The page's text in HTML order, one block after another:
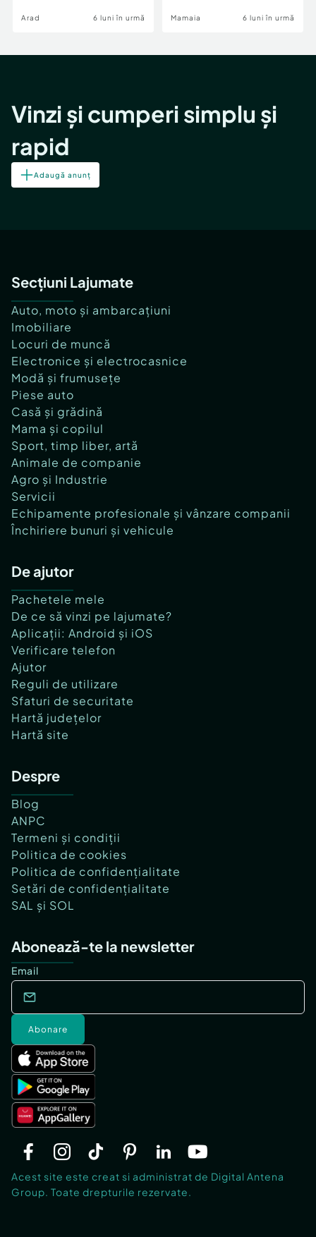
Arad 6 luni în urmă Mamaia 6 luni în urmă
Vinzi și cumperi simplu și
rapid
Adaugă anunț
Secțiuni Lajumate
Auto, moto și ambarcațiuni
Imobiliare
Locuri de muncă
Electronice și electrocasnice
Modă și frumusețe
Piese auto
Casă și grădină
Mama și copilul
Sport, timp liber, artă
Animale de companie
Agro și Industrie
Servicii
Echipamente profesionale și vânzare companii
Închiriere bunuri și vehicule
De ajutor
Pachetele mele
De ce să vinzi pe lajumate?
Aplicații: Android și iOS
Verificare telefon
Ajutor
Reguli de utilizare
Sfaturi de securitate
Hartă județelor
Hartă site
Despre
Blog
ANPC
Termeni și condiții
Politica de cookies
Politica de confidențialitate
Setări de confidențialitate
SAL și SOL
Abonează-te la newsletter
Email
Abonare
Acest site este creat si administrat de Digital Antena
Group. Toate drepturile rezervate.